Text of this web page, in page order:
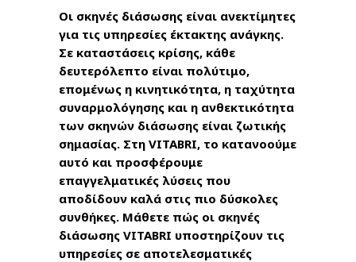
Οι σκηνές διάσωσης είναι ανεκτίμητες
για τις υπηρεσίες έκτακτης ανάγκης.
Σε καταστάσεις κρίσης, κάθε
δευτερόλεπτο είναι πολύτιμο,
επομένως η κινητικότητα, η ταχύτητα
συναρμολόγησης και η ανθεκτικότητα
των σκηνών διάσωσης είναι ζωτικής
σημασίας. Στη VITABRI, το κατανοούμε
αυτό και προσφέρουμε
επαγγελματικές λύσεις που
αποδίδουν καλά στις πιο δύσκολες
συνθήκες. Μάθετε πώς οι σκηνές
διάσωσης VITABRI υποστηρίζουν τις
υπηρεσίες σε αποτελεσματικές